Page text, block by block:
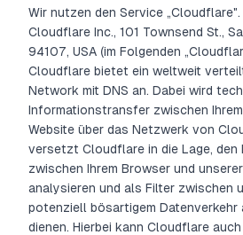
Wir nutzen den Service
Cloudflare Inc., 101 Townsend St.,
94107, USA (im Folgenden
Cloudflare bietet ein weltweit
Network mit DNS an. Dabei wird
Informationstransfer zwischen
Website über das Netzwerk von
versetzt Cloudflare in die Lage, den
zwischen Ihrem Browser und
analysieren und als Filter zwischen
potenziell bösartigem Datenverkehr
dienen. Hierbei kann Cloudflare